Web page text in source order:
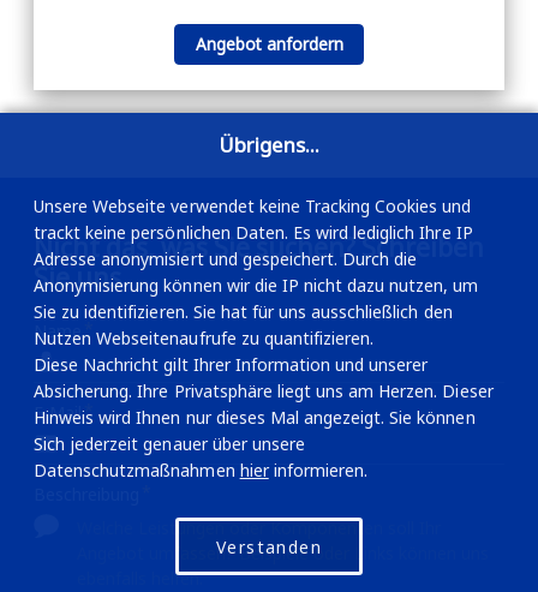
Angebot anfordern
Nicht das, was Sie suchen? Schreiben
Sie uns.
Name
E-Mail
Übrigens...
Unsere Webseite verwendet keine Tracking Cookies und
trackt keine persönlichen Daten. Es wird lediglich Ihre IP
Adresse anonymisiert und gespeichert. Durch die
Anonymisierung können wir die IP nicht dazu nutzen, um
Sie zu identifizieren. Sie hat für uns ausschließlich den
Nutzen Webseitenaufrufe zu quantifizieren.
Diese Nachricht gilt Ihrer Information und unserer
Absicherung. Ihre Privatsphäre liegt uns am Herzen. Dieser
Hinweis wird Ihnen nur dieses Mal angezeigt. Sie können
Sich jederzeit genauer über unsere
Datenschutzmaßnahmen hierinformieren.
Verstanden